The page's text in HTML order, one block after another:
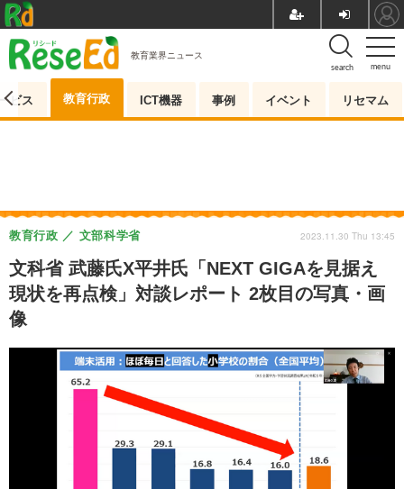
menu
search
教育業界ニュース
ビス 教育行政 ICT機器 事例 イベント リセマム
文科省 武藤氏X平井氏「NEXT GIGAを見据え
現状を再点検」対談レポート 2枚目の写真・画
像
教育行政 文部科学省 2023.11.30 Thu 13:45